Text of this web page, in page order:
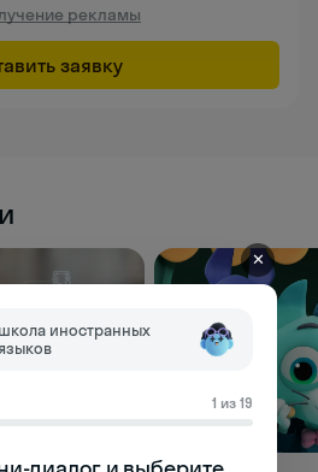
рекламы
заявку
66.5K
✕
школа иностранных
языков
1 из 19